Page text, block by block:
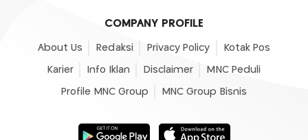
COMPANY PROFILE
About Us Redaksi Privacy Policy Kotak Pos
Karier Info Iklan Disclaimer MNC Peduli
Profile MNC Group MNC Group Bisnis